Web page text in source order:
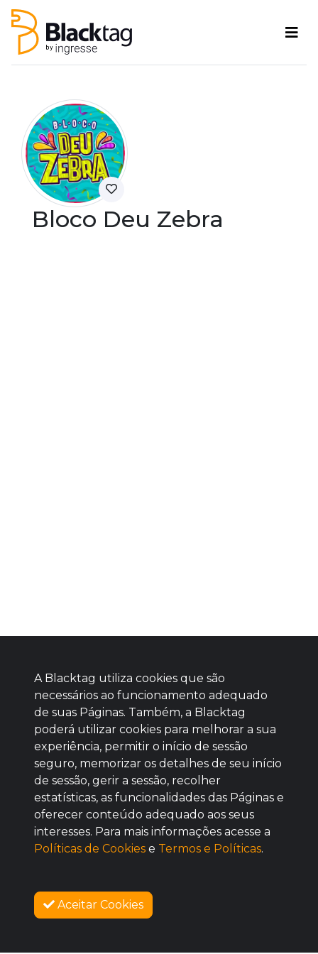
Bloco Deu Zebra
Baixe agora nosso app
SOBRE NÓS
A Blacktag utiliza cookies que são
necessários ao funcionamento adequado
de suas Páginas. Também, a Blacktag
poderá utilizar cookies para melhorar a sua
experiência, permitir o início de sessão
seguro, memorizar os detalhes de seu início
de sessão, gerir a sessão, recolher
estatísticas, as funcionalidades das Páginas e
oferecer conteúdo adequado aos seus
interesses. Para mais informações acesse a
Políticas de Cookies e Termos e Políticas.
Aceitar Cookies